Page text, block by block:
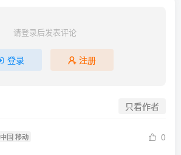
请登录后发表评论
登录 注册
只看作者
中国 移动
0